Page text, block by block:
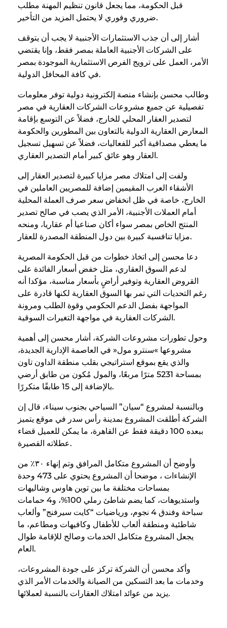
قبل الحكومة، مما يجعل قانون تنظيم المهنة مطلب
ضروري وفوري لا يحتمل المزيد من التأخير.
أشار إلى أن جذب الاستثمارات الأجنبية لا يجب أن يتوقف
على الشركات الأجنبية العاملة بمصر فقط، وإنا يقتضي
الأمر، العمل على ترويج الفرص الاستثمارية الموجودة بمصر
في كافة المحافل الدولية.
وطالب محسن بإنشاء منصة إلكترونية دولية توفر معلومات
تفصيلية عن جميع مشروعات الشركات العقارية في مصر
لتصدير العقار المحلي للخارج، فضلاً عن التوسع بإقامة
المعارض العقارية الدولية بالتعاون بين المطورين والحكومة
ما يعطي مصداقية أكبر للفعاليات، فضلاً عن تسهيل تسجيل
العقار وهو عائق كبير أمام التصدير العقاري.
ولفت إلى امتلاك مصر مزايا كبيرة لتصدير العقار إلى
الأشقاء العرب المقيمين إضافة للمصريين العاملين في
الخارج، خاصة في ظل انخفاض سعر صرف العملة المحلية
أمام العملات الأجنبية، الأمر الذي يصب في صالح تصدير
المنتج الخاص بمصر سواء أكان صناعيا أم عقاريا، ومنحه
مزايا تنافسية كبيرة بين دول المنطقة المصدرة للعقار.
دعا محسن إلى اتخاذ خطوات من قبل الحكومة المصرية
لدعم السوق العقاري، مثل خفض أسعار الفائدة على
القروض العقارية وتوفير أراضٍ بأسعار مناسبة، مؤكدا أنه
رغم التحديات التي تمر بها السوق العقارية لكنها قادرة على
المواجهة بفضل الدعم الحكومي وقوة الطلب ومرونة
الشركات العقارية في مواجهة التغيرات السوقية.
وحول تطورات مشروعات الشركة، أشار محسن إلى أهمية
مشروعها »سنترو مول« في العاصمة الإدارية الجديدة،
والذي يقع بموقع استراتيجي بقلب منطقة الداون تاون
بمساحة 5231 مترًا مربعًا، والمول مُكون من طابق أرضي
بالإضافة إلى 15 طابقًا متكررًا.
وبالنسبة لمشروع “سيان” السياحي بجنوب سيناء، قال إن
الشركة أطلقت المشروع بمدينة رأس سدر في موقع يتميز
ببعده 100 دقيقة فقط عن القاهرة، ما يمكن للعميل قضاء
عطلاته القصيرة.
وأوضح أن المشروع متكامل المرافق وتم إنهاء ٣٠٪ من
الإنشاءات ، موضحا أن المشروع يحتوي على 473 وحدة
بمساحات مختلفة ما بين توين هاوس وشاليهات
واستديوهات، كما يضم شاطئ رملي 100%، و4 حمامات
سباحة وفندق 4 نجوم، ورياضيات “كايت سيرفنج” وألعاب
شاطئية ومنطقة ألعاب للأطفال وكافيهات ومطاعم، ما
يجعل المشروع متكامل الخدمات وصالح للإقامة طوال
العام.
وأكد محسن أن الشركة تركز على جودة المشروعات،
وخدمات ما بعد التسكين من الصيانة والخدمات الأمر الذي
يزيد من عوائد امتلاك العقارات بالنسبة لعملائها.